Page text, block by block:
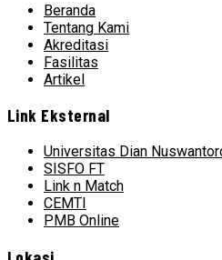
Beranda
Tentang Kami
Akreditasi
Fasilitas
Artikel
Link Eksternal
Universitas Dian
SISFO FT
Link n Match
CEMTI
PMB Online